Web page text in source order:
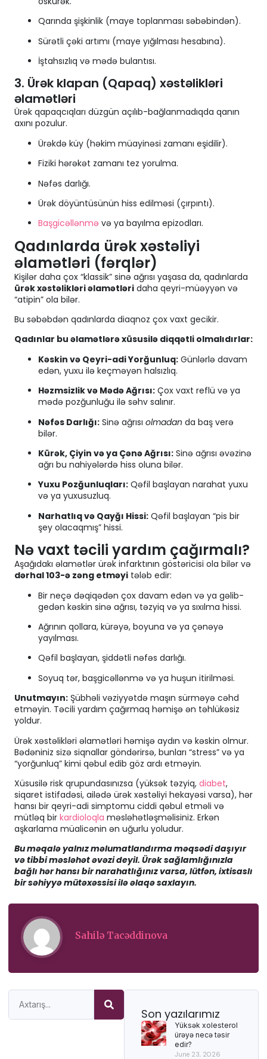
Qarında şişkinlik (maye toplanması səbəbindən).
Sürətli çəki artımı (maye yığılması hesabına).
İştahsızlıq və mədə bulantısı.
3. Ürək klapan (Qapaq) xəstəlikləri
əlamətləri
Ürək qapaqcıqları düzgün açılıb-bağlanmadıqda qanın
axını pozulur.
Ürəkdə küy (həkim müayinəsi zamanı eşidilir).
Fiziki hərəkət zamanı tez yorulma.
Nəfəs darlığı.
Ürək döyüntüsünün hiss edilməsi (çırpıntı).
Başgicəllənmə və ya bayılma epizodları.
Qadınlarda ürək xəstəliyi
əlamətləri (fərqlər)
Kişilər daha çox “klassik” sinə ağrısı yaşasa da, qadınlarda
ürək xəstəlikləri əlamətləri daha qeyri-müəyyən və
“atipin” ola bilər.
Bu səbəbdən qadınlarda diaqnoz çox vaxt gecikir.
Qadınlar bu əlamətlərə xüsusilə diqqətli olmalıdırlar:
Kəskin və Qeyri-adi Yorğunluq: Günlərlə davam
edən, yuxu ilə keçməyən halsızlıq.
Həzmsizlik və Mədə Ağrısı: Çox vaxt reflü və ya
mədə pozğunluğu ilə səhv salınır.
Nəfəs Darlığı: Sinə ağrısı olmadan da baş verə
bilər.
Kürək, Çiyin və ya Çənə Ağrısı: Sinə ağrısı əvəzinə
ağrı bu nahiyələrdə hiss oluna bilər.
Yuxu Pozğunluqları: Qəfil başlayan narahat yuxu
və ya yuxusuzluq.
Narhatlıq və Qayğı Hissi: Qəfil başlayan “pis bir
şey olacaqmış” hissi.
Nə vaxt təcili yardım çağırmalı?
Aşağıdakı əlamətlər ürək infarktının göstəricisi ola bilər və
dərhal 103-ə zəng etməyi tələb edir:
Bir neçə dəqiqədən çox davam edən və ya gəlib-
gedən kəskin sinə ağrısı, təzyiq və ya sıxılma hissi.
Ağrının qollara, kürəyə, boyuna və ya çənəyə
yayılması.
Qəfil başlayan, şiddətli nəfəs darlığı.
Soyuq tər, başgicəllənmə və ya huşun itirilməsi.
Unutmayın: Şübhəli vəziyyətdə maşın sürməyə cəhd
etməyin. Təcili yardım çağırmaq həmişə ən təhlükəsiz
yoldur.
Ürək xəstəlikləri əlamətləri həmişə aydın və kəskin olmur.
Bədəniniz sizə siqnallar göndərirsə, bunları “stress” və ya
“yorğunluq” kimi qəbul edib göz ardı etməyin.
Xüsusilə risk qrupundasınızsa (yüksək təzyiq, diabet,
siqaret istifadəsi, ailədə ürək xəstəliyi hekayəsi varsa), hər
hansı bir qeyri-adi simptomu ciddi qəbul etməli və
mütləq bir kardioloqla məsləhətləşməlisiniz. Erkən
aşkarlama müalicənin ən uğurlu yoludur.
Bu məqalə yalnız məlumatlandırma məqsədi daşıyır
və tibbi məsləhət əvəzi deyil. Ürək sağlamlığınızla
bağlı hər hansı bir narahatlığınız varsa, lütfən, ixtisaslı
bir səhiyyə mütəxəssisi ilə əlaqə saxlayın.
Sahilə Tacəddinova
Son yazılarımız
Yüksək xolesterol
ürəyə necə təsir
edir?
June 23, 2026